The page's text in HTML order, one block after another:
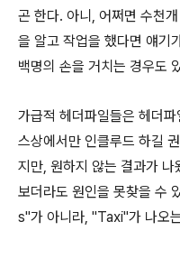
곤 한다. 아니, 어쩌면 수천
을 알고 작업을 했다면 얘기
백명의 손을 거치는 경우도
가급적 헤더파일들은 헤더
스상에서만 인클루드 하길
지만, 원하지 않는 결과가 나
보더라도 원인을 못찾을 수
s"가 아니라, "Taxi"가 나오